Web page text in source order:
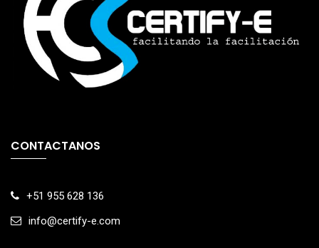
CONTACTANOS
+51 955 628 136
info@certify-e.com